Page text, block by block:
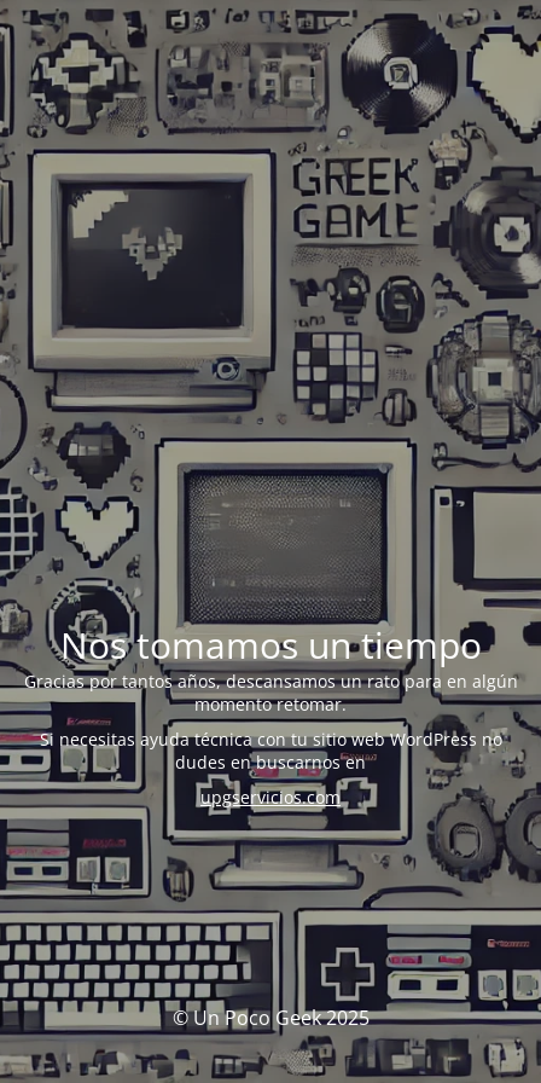
Nos tomamos un tiempo
Gracias por tantos años, descansamos un rato para en algún
momento retomar.
Si necesitas ayuda técnica con tu sitio web WordPress no
dudes en buscarnos en
upgservicios.com
© Un Poco Geek 2025